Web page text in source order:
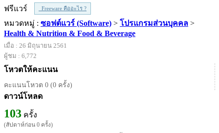
ฟรีแวร์
Freeware คืออะไร ?
หมวดหมู่ : ซอฟต์แวร์ (Software) > โปรแกรมส่วนบุคคล >
Health & Nutrition & Food & Beverage
เมื่อ : 26 มิถุนายน 2561
ผู้ชม : 6,772
โหวตให้คะแนน
คะแนนโหวต 0 (0 ครั้ง)
ดาวน์โหลด
103 ครั้ง
(สัปดาห์ก่อน 0 ครั้ง)